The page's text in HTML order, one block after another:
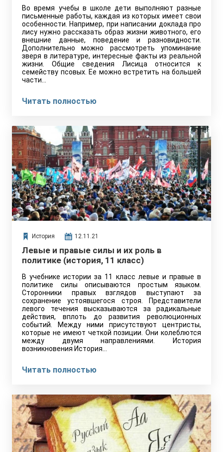
Во время учебы в школе дети выполняют разные
письменные работы, каждая из которых имеет свои
особенности. Например, при написании доклада про
лису нужно рассказать образ жизни животного, его
внешние данные, поведение и разновидности.
Дополнительно можно рассмотреть упоминание
зверя в литературе, интересные факты из реальной
жизни. Общие сведения Лисица относится к
семейству псовых. Ее можно встретить на большей
части…
Читать полностью
История 12.11.21
Левые и правые силы и их роль в
политике (история, 11 класс)
В учебнике истории за 11 класс левые и правые в
политике силы описываются простым языком.
Сторонники правых взглядов выступают за
сохранение устоявшегося строя. Представители
левого течения высказываются за радикальные
действия, вплоть до развития революционных
событий. Между ними присутствуют центристы,
которые не имеют четкой позиции. Они колеблются
между двумя направлениями. История
возникновения История…
Читать полностью